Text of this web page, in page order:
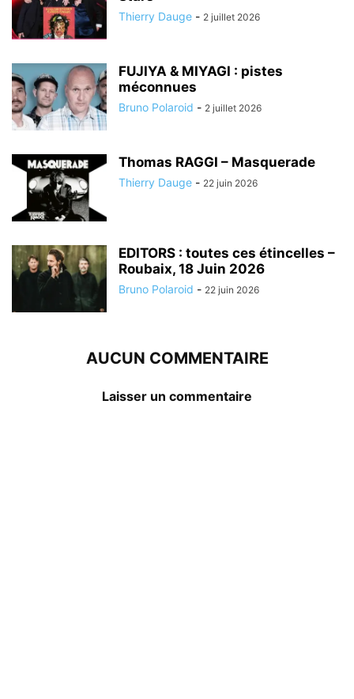
Thierry Dauge - 2 juillet 2026
FUJIYA & MIYAGI : pistes
méconnues
Bruno Polaroid - 2 juillet 2026
Thomas RAGGI – Masquerade
Thierry Dauge - 22 juin 2026
EDITORS : toutes ces étincelles –
Roubaix, 18 Juin 2026
Bruno Polaroid - 22 juin 2026
AUCUN COMMENTAIRE
Laisser un commentaire